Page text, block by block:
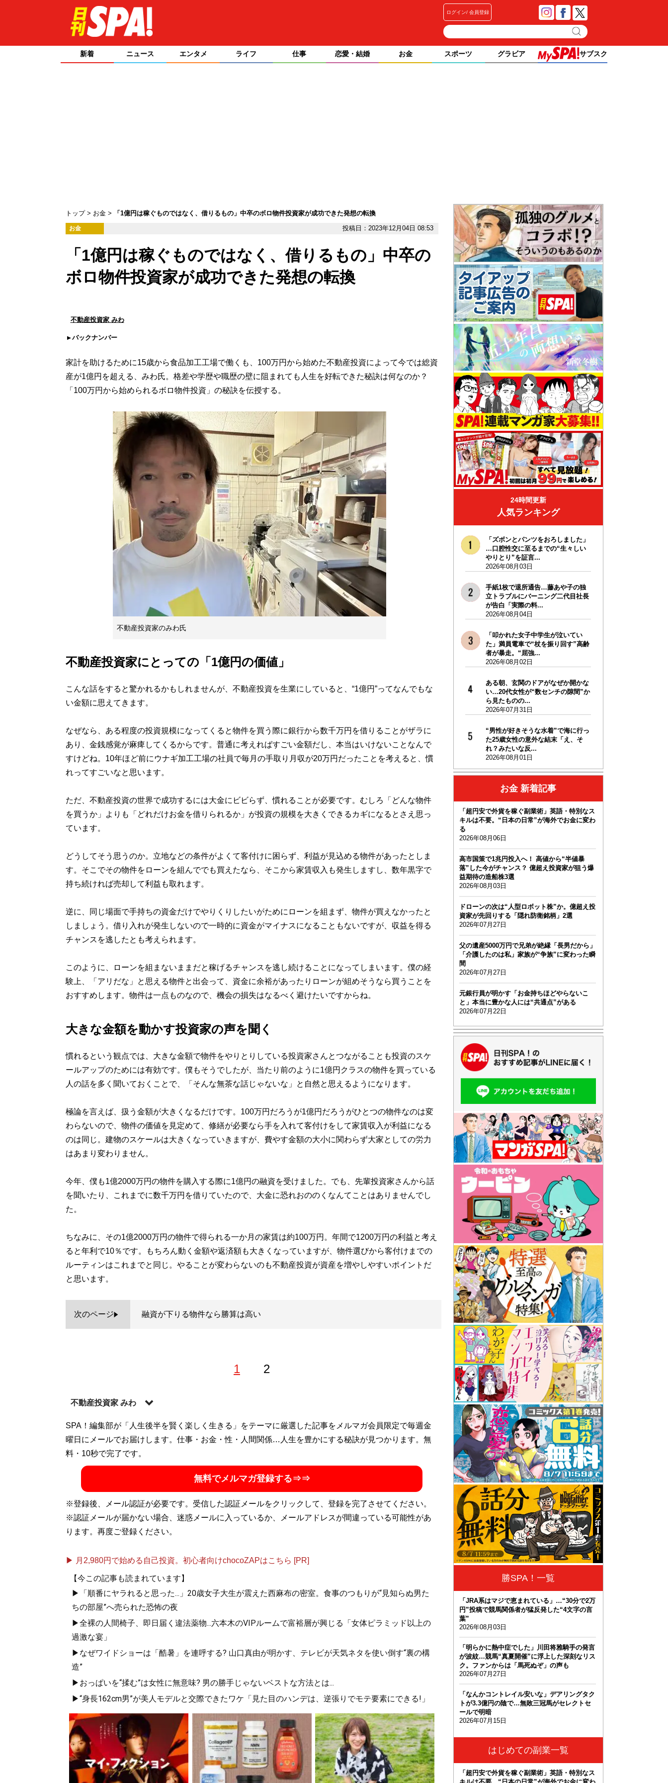
ログイン 会員登録
新着 ニュース エンタメ ライフ 仕事 恋愛・結婚 お金 スポーツ グラビア サブスク
トップ お金 「1億円は稼ぐものではなく、借りるもの」中卒のボロ物件投資家が成功できた発想の転換
お金 投稿日：2023年12月04日 08:53
「1億円は稼ぐものではなく、借りるもの」中卒の
ボロ物件投資家が成功できた発想の転換
不動産投資家 みわ
バックナンバー
家計を助けるために15歳から食品加工工場で働くも、100万円から始めた不動産投資によって今では総資
産が1億円を超える、みわ氏。格差や学歴や職歴の壁に阻まれても人生を好転できた秘訣は何なのか？
「100万円から始められるボロ物件投資」の秘訣を伝授する。
不動産投資家のみわ氏
不動産投資家にとっての「1億円の価値」
こんな話をすると驚かれるかもしれませんが、不動産投資を生業にしていると、“1億円”ってなんでもな
い金額に思えてきます。
なぜなら、ある程度の投資規模になってくると物件を買う際に銀行から数千万円を借りることがザラに
あり、金銭感覚が麻痺してくるからです。普通に考えればすごい金額だし、本当はいけないことなんで
すけどね。10年ほど前にウナギ加工工場の社員で毎月の手取り月収が20万円だったことを考えると、慣
れってすごいなと思います。
ただ、不動産投資の世界で成功するには大金にビビらず、慣れることが必要です。むしろ「どんな物件
を買うか」よりも「どれだけお金を借りられるか」が投資の規模を大きくできるカギになるとさえ思っ
ています。
どうしてそう思うのか。立地などの条件がよくて客付けに困らず、利益が見込める物件があったとしま
す。そこでその物件をローンを組んででも買えたなら、そこから家賃収入も発生しますし、数年黒字で
持ち続ければ売却して利益も取れます。
逆に、同じ場面で手持ちの資金だけでやりくりしたいがためにローンを組まず、物件が買えなかったと
しましょう。借り入れが発生しないので一時的に資金がマイナスになることもないですが、収益を得る
チャンスを逃したとも考えられます。
このように、ローンを組まないままだと稼げるチャンスを逃し続けることになってしまいます。僕の経
験上、「アリだな」と思える物件と出会って、資金に余裕があったりローンが組めそうなら買うことを
おすすめします。物件は一点ものなので、機会の損失はなるべく避けたいですからね。
大きな金額を動かす投資家の声を聞く
慣れるという観点では、大きな金額で物件をやりとりしている投資家さんとつながることも投資のスケ
ールアップのためには有効です。僕もそうでしたが、当たり前のように1億円クラスの物件を買っている
人の話を多く聞いておくことで、「そんな無茶な話じゃないな」と自然と思えるようになります。
極論を言えば、扱う金額が大きくなるだけです。100万円だろうが1億円だろうがひとつの物件なのは変
わらないので、物件の価値を見定めて、修繕が必要なら手を入れて客付けをして家賃収入が利益になる
のは同じ。建物のスケールは大きくなっていきますが、費やす金額の大小に関わらず大家としての労力
はあまり変わりません。
今年、僕も1億2000万円の物件を購入する際に1億円の融資を受けました。でも、先輩投資家さんから話
を聞いたり、これまでに数千万円を借りていたので、大金に恐れおののくなんてことはありませんでし
た。
ちなみに、その1億2000万円の物件で得られる一か月の家賃は約100万円。年間で1200万円の利益と考え
ると年利で10％です。もちろん動く金額や返済額も大きくなっていますが、物件選びから客付けまでの
ルーティンはこれまでと同じ。やることが変わらないのも不動産投資が資産を増やしやすいポイントだ
と思います。
次のページ 融資が下りる物件なら勝算は高い
1 2
不動産投資家 みわ
福岡県北九州を中心に築古戸建てやアパートを所有する不動産投資家。中卒で食品加工工場で働いてい
たが、20代で不動産投資を開始。有望な築古物件を見定め、最低限のDIYによって低コストで高利回りの
物件へと変貌させて現在は総資産1億円超、年間不動産収入約4600万円を稼いでいる。公式LINE「
」
SPA！編集部が「人生後半を賢く楽しく生きる」をテーマに厳選した記事をメルマガ会員限定で毎週金
曜日にメールでお届けします。仕事・お金・性・人間関係…人生を豊かにする秘訣が見つかります。無
料・10秒で完了です。
無料でメルマガ登録する⇒⇒
※登録後、メール認証が必要です。受信した認証メールをクリックして、登録を完了させてください。
※認証メールが届かない場合、迷惑メールに入っているか、メールアドレスが間違っている可能性があ
ります。再度ご登録ください。
▶ 月2,980円で始める自己投資。初心者向けchocoZAPはこちら [PR]
【今この記事も読まれています】
▶「順番にヤラれると思った...」20歳女子大生が震えた西麻布の密室。食事のつもりが“見知らぬ男た
ちの部屋”へ売られた恐怖の夜
▶全裸の人間椅子、即日届く違法薬物...六本木のVIPルームで富裕層が興じる「女体ピラミッド以上の
過激な宴」
▶なぜワイドショーは「酷暑」を連呼する? 山口真由が明かす、テレビが天気ネタを使い倒す“裏の構
造”
▶おっぱいを“揉む”は女性に無意味? 男の勝手じゃないベストな方法とは...
▶“身長162cm男”が美人モデルと交際できたワケ「見た目のハンデは、逆張りでモテ要素にできる!」
24時間更新
人気ランキング
「ズボンとパンツをおろしました」
…口腔性交に至るまでの“生々しい
やりとり”を証言...
2026年08月03日
手紙1枚で退所通告…藤あや子の独
立トラブルにバーニング二代目社長
が告白「実際の料...
2026年08月04日
「叩かれた女子中学生が泣いてい
た」満員電車で“杖を振り回す”高齢
者が暴走。“屈強...
2026年08月02日
ある朝、玄関のドアがなぜか開かな
い…20代女性が“数センチの隙間”か
ら見たものの...
2026年07月31日
“男性が好きそうな水着”で海に行っ
た25歳女性の意外な結末「え、そ
れ？みたいな反...
2026年08月01日
お金 新着記事
「超円安で外貨を稼ぐ副業術」英語・特別なス
キルは不要。“日本の日常”が海外でお金に変わ
る
2026年08月06日
高市国策で1兆円投入へ！ 高値から“半値暴
落”した今がチャンス？ 億超え投資家が狙う爆
益期待の造船株3選
2026年08月03日
ドローンの次は“人型ロボット株”か。億超え投
資家が先回りする「隠れ防衛銘柄」2選
2026年07月27日
父の遺産5000万円で兄弟が絶縁「長男だから」
「介護したのは私」家族が“争族”に変わった瞬
間
2026年07月27日
元銀行員が明かす「お金持ちほどやらないこ
と」本当に豊かな人には“共通点”がある
2026年07月22日
勝SPA！一覧
「JRA系はマジで恵まれている」…“30分で2万
円”投稿で競馬関係者が猛反発した“4文字の言
葉”
2026年08月03日
「明らかに熱中症でした」川田将雅騎手の発言
が波紋…競馬“真夏開催”に浮上した深刻なリス
ク。ファンからは「馬死ぬぞ」の声も
2026年07月27日
「なんかコントレイル安いな」デアリングタク
トが3.3億円の陰で…無敗三冠馬がセレクトセ
ールで明暗
2026年07月15日
はじめての副業一覧
「超円安で外貨を稼ぐ副業術」英語・特別なス